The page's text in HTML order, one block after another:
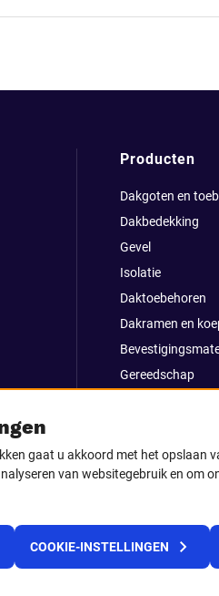
gaat u akkoord met het opslaan
van websitegebruik en om
COOKIE-INSTELLINGEN
Producten
Dakgoten en
Dakbedekking
Gevel
Isolatie
Daktoebehoren
Dakramen en
Gereedschap
Go Strong